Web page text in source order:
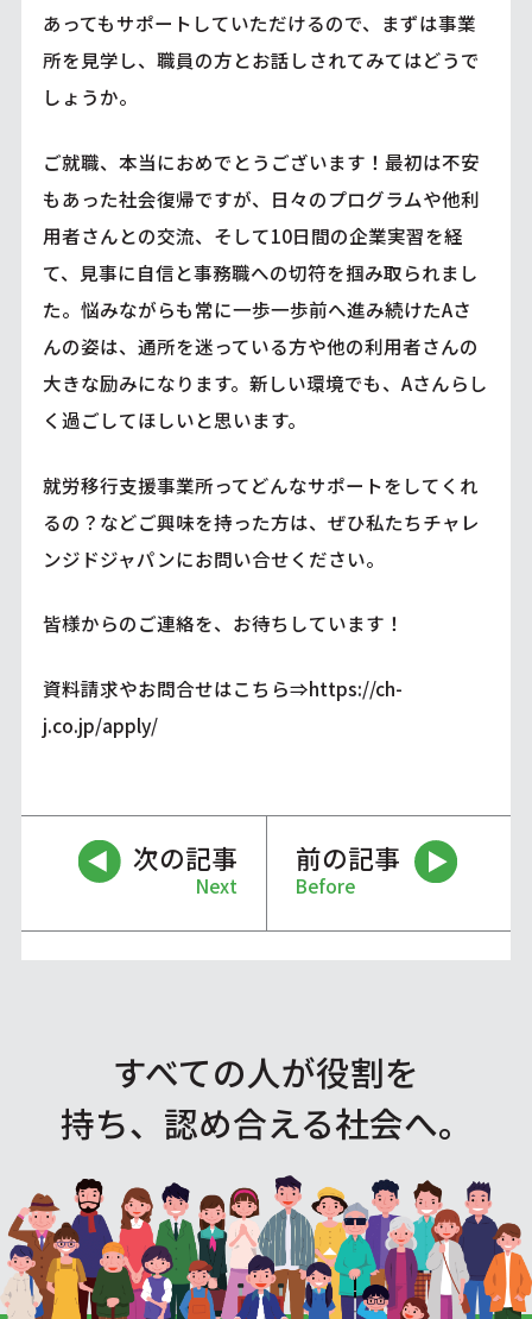
あってもサポートしていただけるので、まずは事業
所を見学し、職員の方とお話しされてみてはどうで
しょうか。
ご就職、本当におめでとうございます！最初は不安
もあった社会復帰ですが、日々のプログラムや他利
用者さんとの交流、そして10日間の企業実習を経
て、見事に自信と事務職への切符を掴み取られまし
た。悩みながらも常に一歩一歩前へ進み続けたAさ
んの姿は、通所を迷っている方や他の利用者さんの
大きな励みになります。新しい環境でも、Aさんらし
く過ごしてほしいと思います。
就労移行支援事業所ってどんなサポートをしてくれ
るの？などご興味を持った方は、ぜひ私たちチャレ
ンジドジャパンにお問い合せください。
皆様からのご連絡を、お待ちしています！
資料請求やお問合せはこちら⇒https://ch-
j.co.jp/apply/
次の記事
Next
前の記事
Before
すべての人が役割を
持ち、認め合える社会へ。